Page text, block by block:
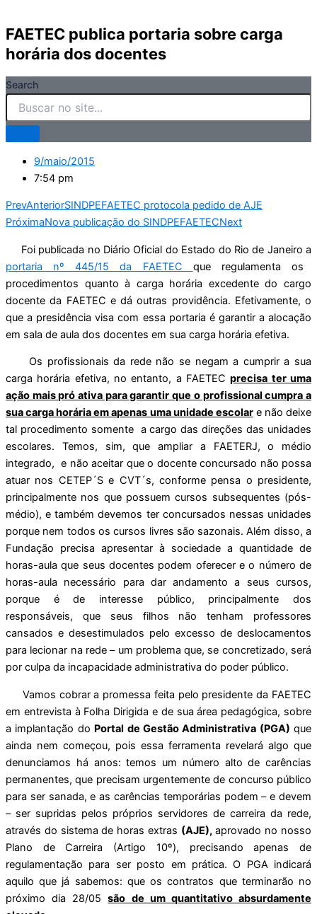
FAETEC publica portaria sobre carga
horária dos docentes
Search
9/maio/2015
7:54 pm
PrevAnteriorSINDPEFAETEC protocola pedido de AJE
PróximaNova publicação do SINDPEFAETECNext
Foi publicada no Diário Oficial do Estado do Rio de Janeiro a
portaria nº 445/15 da FAETEC que regulamenta os
procedimentos quanto à carga horária excedente do cargo
docente da FAETEC e dá outras providência. Efetivamente, o
que a presidência visa com essa portaria é garantir a alocação
em sala de aula dos docentes em sua carga horária efetiva.
Os profissionais da rede não se negam a cumprir a sua
carga horária efetiva, no entanto, a FAETECprecisa ter uma
ação mais pró ativa para garantir que o profissional cumpra a
sua carga horária em apenas uma unidade escolare não deixe
tal procedimento somente a cargo das direções das unidades
escolares. Temos, sim, que ampliar a FAETERJ, o médio
integrado, e não aceitar que o docente concursado não possa
atuar nos CETEP´S e CVT´s, conforme pensa o presidente,
principalmente nos que possuem cursos subsequentes (pós-
médio), e também devemos ter concursados nessas unidades
porque nem todos os cursos livres são sazonais. Além disso, a
Fundação precisa apresentar à sociedade a quantidade de
horas-aula que seus docentes podem oferecer e o número de
horas-aula necessário para dar andamento a seus cursos,
porque é de interesse público, principalmente dos
responsáveis, que seus filhos não tenham professores
cansados e desestimulados pelo excesso de deslocamentos
para lecionar na rede – um problema que, se concretizado, será
por culpa da incapacidade administrativa do poder público.
Vamos cobrar a promessa feita pelo presidente da FAETEC
em entrevista à Folha Dirigida e de sua área pedagógica, sobre
a implantação do Portal de Gestão Administrativa (PGA) que
ainda nem começou, pois essa ferramenta revelará algo que
denunciamos há anos: temos um número alto de carências
permanentes, que precisam urgentemente de concurso público
para ser sanada, e as carências temporárias podem – e devem
– ser supridas pelos próprios servidores de carreira da rede,
através do sistema de horas extras (AJE),aprovado no nosso
Plano de Carreira (Artigo 10º), precisando apenas de
regulamentação para ser posto em prática. O PGA indicará
aquilo que já sabemos: que os contratos que terminarão no
próximo dia 28/05são de um quantitativo absurdamente